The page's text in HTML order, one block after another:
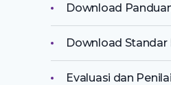
Download
Download Standar
Evaluasi dan